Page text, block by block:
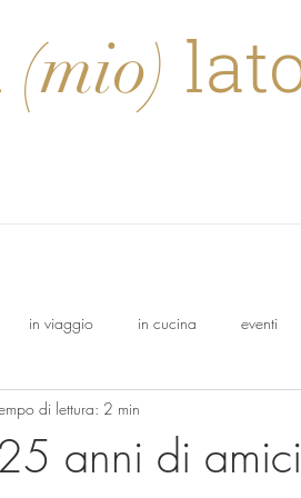
(mio)
in viaggio in cucina eventi
Osasca
anni di
di lettura: 2 min